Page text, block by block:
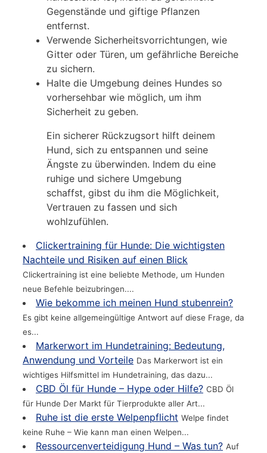
Gegenstände und giftige Pflanzen
entfernst.
Verwende Sicherheitsvorrichtungen, wie
Gitter oder Türen, um gefährliche Bereiche
zu sichern.
Halte die Umgebung deines Hundes so
vorhersehbar wie möglich, um ihm
Sicherheit zu geben.
Ein sicherer Rückzugsort hilft deinem
Hund, sich zu entspannen und seine
Ängste zu überwinden. Indem du eine
ruhige und sichere Umgebung
schaffst, gibst du ihm die Möglichkeit,
Vertrauen zu fassen und sich
wohlzufühlen.
Clickertraining für Hunde: Die wichtigsten
Nachteile und Risiken auf einen Blick
Clickertraining ist eine beliebte Methode, um Hunden
neue Befehle beizubringen....
Wie bekomme ich meinen Hund stubenrein?
Es gibt keine allgemeingültige Antwort auf diese Frage, da
es...
Markerwort im Hundetraining: Bedeutung,
Anwendung und Vorteile Das Markerwort ist ein
wichtiges Hilfsmittel im Hundetraining, das dazu...
CBD Öl für Hunde – Hype oder Hilfe? CBD Öl
für Hunde Der Markt für Tierprodukte aller Art...
Ruhe ist die erste Welpenpflicht Welpe findet
keine Ruhe – Wie kann man einen Welpen...
Ressourcenverteidigung Hund – Was tun? Auf